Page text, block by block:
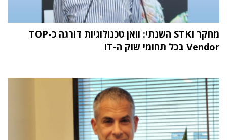
מחקר STKI השנתי: וואן טכנולוגיות דורגה כ-TOP
Vendor בכל תחומי שוק ה-IT